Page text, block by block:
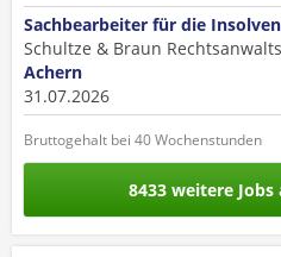
Sachbearbeiter für die
Schultze & Braun
Achern
31.07.2026
Bruttogehalt bei 40 Wochenstunden
8433 weitere Jobs